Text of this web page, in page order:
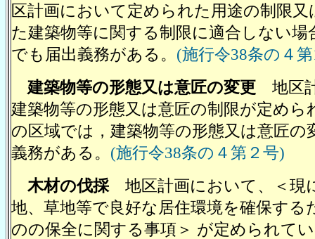
区計画において定められた用途の制限又
た建築物等に関する制限に適合しない場
でも届出義務がある。 (施行令38条の４
建築物等の形態又は意匠の変更 地区
建築物等の形態又は意匠の制限が定めら
の区域では，建築物等の形態又は意匠の
義務がある。 (施行令38条の４第２号)
木材の伐採
地区計画において、＜現
地、草地等で良好な居住環境を確保する
のの保全に関する事項＞ が定められて